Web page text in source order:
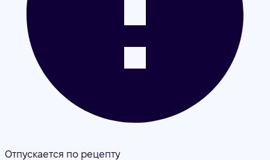
Отпускается по рецепту